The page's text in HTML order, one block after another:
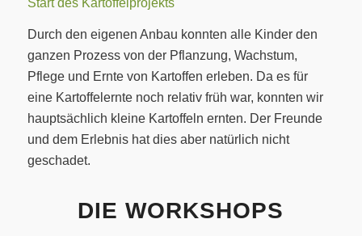
Durch den eigenen Anbau konnten alle Kinder den
ganzen Prozess von der Pflanzung, Wachstum,
Pflege und Ernte von Kartoffen erleben. Da es für
eine Kartoffelernte noch relativ früh war, konnten wir
hauptsächlich kleine Kartoffeln ernten. Der Freunde
und dem Erlebnis hat dies aber natürlich nicht
geschadet.
DIE WORKSHOPS